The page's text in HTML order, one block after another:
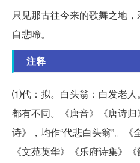
只见那古往今来的歌舞之地
自悲啼。
注释
⑴代：拟。白头翁：白发老人
都有不同。《唐音》《唐诗
诗》，均作“代悲白头翁”。《
《文苑英华》《乐府诗集》